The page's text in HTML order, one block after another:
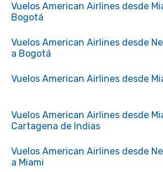
Vuelos American Airlines desde
Bogotá
Vuelos American Airlines desde
a Bogotá
Vuelos American Airlines desde
Vuelos American Airlines desde
Cartagena de Indias
Vuelos American Airlines desde
a Miami